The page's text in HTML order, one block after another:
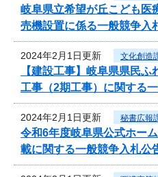
岐阜県立希望が丘こども医
売機設置に係る一般競争入
2024年2月1日更新 文化創造
【建設工事】岐阜県県民
工事（2期工事）に関する
2024年2月1日更新 秘書広報
令和6年度岐阜県公式ホー
載に関する一般競争入札公